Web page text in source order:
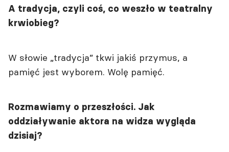
A tradycja, czyli coś, co weszło w teatralny
krwiobieg?
W słowie „tradycja” tkwi jakiś przymus, a
pamięć jest wyborem. Wolę pamięć.
Rozmawiamy o przeszłości. Jak
oddziaływanie aktora na widza wygląda
dzisiaj?